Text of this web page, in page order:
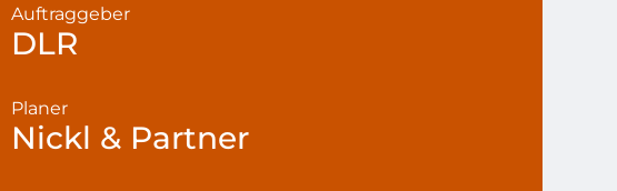
Auftraggeber
DLR
Planer
Nickl & Partner